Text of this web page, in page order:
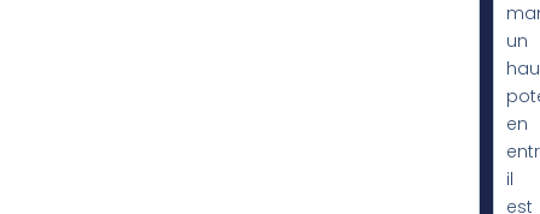
un
en
il
est